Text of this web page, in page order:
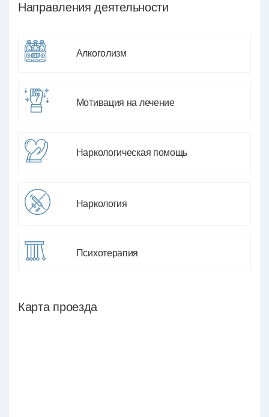
Направления деятельности
Алкоголизм
Мотивация на лечение
Наркологическая помощь
Наркология
Психотерапия
Карта проезда